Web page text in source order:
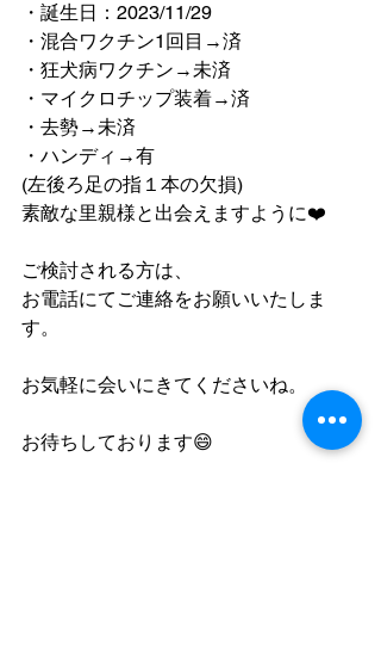
・誕生日：2023/11/29
・混合ワクチン1回目→済
・狂犬病ワクチン→未済
・マイクロチップ装着→済
・去勢→未済
・ハンディ→有
(左後ろ足の指１本の欠損)
素敵な里親様と出会えますように❤️
ご検討される方は、
お電話にてご連絡をお願いいたしま
す。
お気軽に会いにきてくださいね。
お待ちしております😄